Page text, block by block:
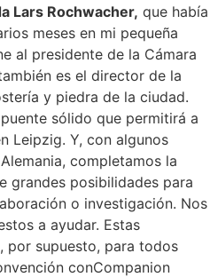
Lars Rochwacher, que había
meses en mi pequeña
al presidente de la Cámara
es el director de la
y piedra de la ciudad.
sólido que permitirá a
Leipzig. Y, con algunos
completamos la
grandes posibilidades para
o investigación. Nos
a ayudar. Estas
por supuesto, para todos
conCompanion